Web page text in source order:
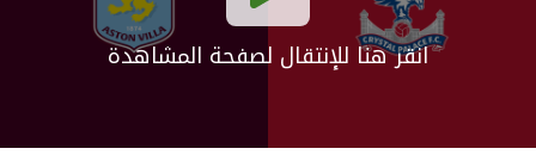
انقر هنا للإنتقال لصفحة المشاهدة